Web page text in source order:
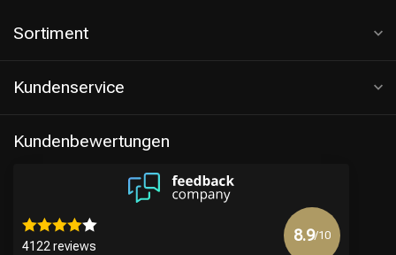
Sortiment
Kundenservice
Kundenbewertungen
4122 reviews
8.9/10